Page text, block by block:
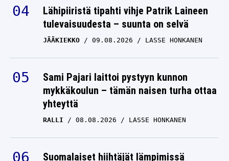
tulevaisuudesta – suunta on selvä
JÄÄKIEKKO 09.08.2026 LASSE HONKANEN
Sami Pajari laittoi pystyyn kunnon
mykkäkoulun – tämän naisen turha ottaa
yhteyttä
RALLI 08.08.2026
Suomalaiset hiihtäjät lämpimissä
tunnelmissa – ”Kaunis rakkaustarina”